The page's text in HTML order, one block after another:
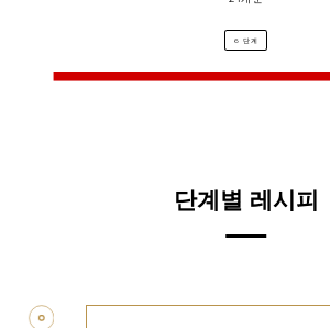
6 단계
단계별 레시피